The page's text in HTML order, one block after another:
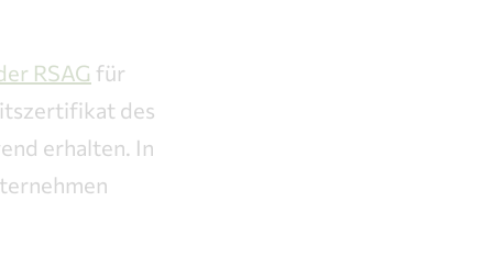
RSAG für
des
erhalten. In